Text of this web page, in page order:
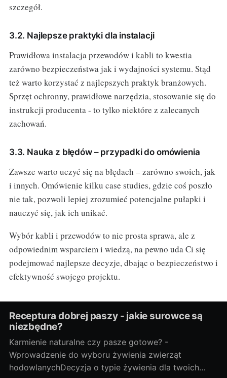
szczegół.
3.2. Najlepsze praktyki dla instalacji
Prawidłowa instalacja przewodów i kabli to kwestia
zarówno bezpieczeństwa jak i wydajności systemu. Stąd
też warto korzystać z najlepszych praktyk branżowych.
Sprzęt ochronny, prawidłowe narzędzia, stosowanie się do
instrukcji producenta - to tylko niektóre z zalecanych
zachowań.
3.3. Nauka z błędów – przypadki do omówienia
Zawsze warto uczyć się na błędach – zarówno swoich, jak
i innych. Omówienie kilku case studies, gdzie coś poszło
nie tak, pozwoli lepiej zrozumieć potencjalne pułapki i
nauczyć się, jak ich unikać.
Wybór kabli i przewodów to nie prosta sprawa, ale z
odpowiednim wsparciem i wiedzą, na pewno uda Ci się
podejmować najlepsze decyzje, dbając o bezpieczeństwo i
efektywność swojego projektu.
Receptura dobrej paszy - jakie surowce są
niezbędne?
Karmienie naturalne czy pasze gotowe? -
Wprowadzenie do wyboru żywienia zwierząt
hodowlanychDecyzja o typie żywienia dla twoich